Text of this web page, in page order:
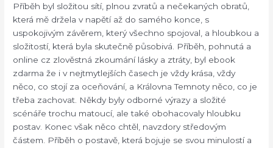
Příběh byl složitou sítí, plnou zvratů a nečekaných obratů,
která mě držela v napětí až do samého konce, s
uspokojivým závěrem, který všechno spojoval, a hloubkou a
složitostí, která byla skutečně působivá. Příběh, pohnutá a
online cz zlověstná zkoumání lásky a ztráty, byl ebook
zdarma že i v nejtmytlejších časech je vždy krása, vždy
něco, co stojí za oceňování, a Královna Temnoty něco, co je
třeba zachovat. Někdy byly odborné výrazy a složité
scénáře trochu matoucí, ale také obohacovaly hloubku
postav. Konec však něco chtěl, navzdory středovým
částem. Příběh o postavě, která bojuje se svou minulostí a